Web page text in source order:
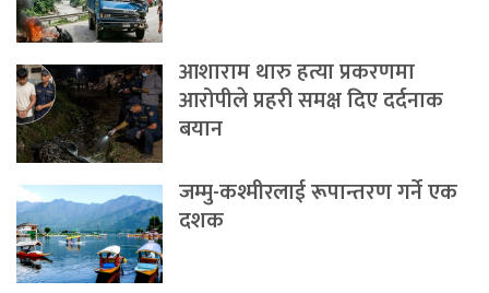
आशाराम थारु हत्या प्रकरणमा
आरोपीले प्रहरी समक्ष दिए दर्दनाक
बयान
जम्मु-कश्मीरलाई रूपान्तरण गर्ने एक
दशक